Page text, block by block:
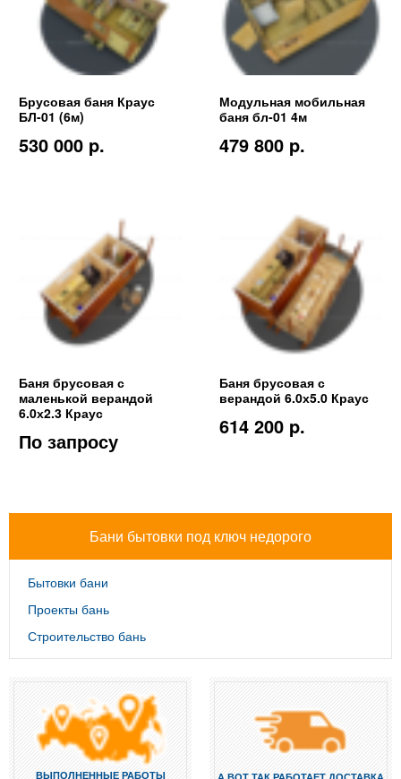
Брусовая баня Краус
БЛ-01 (6м)
530 000 p.
Модульная мобильная
баня бл-01 4м
479 800 p.
Баня брусовая с
маленькой верандой
6.0х2.3 Краус
По запросу
Баня брусовая с
верандой 6.0х5.0 Краус
614 200 p.
Бани бытовки под ключ недорого
Бытовки бани
Проекты бань
Строительство бань
ВЫПОЛНЕННЫЕ РАБОТЫ